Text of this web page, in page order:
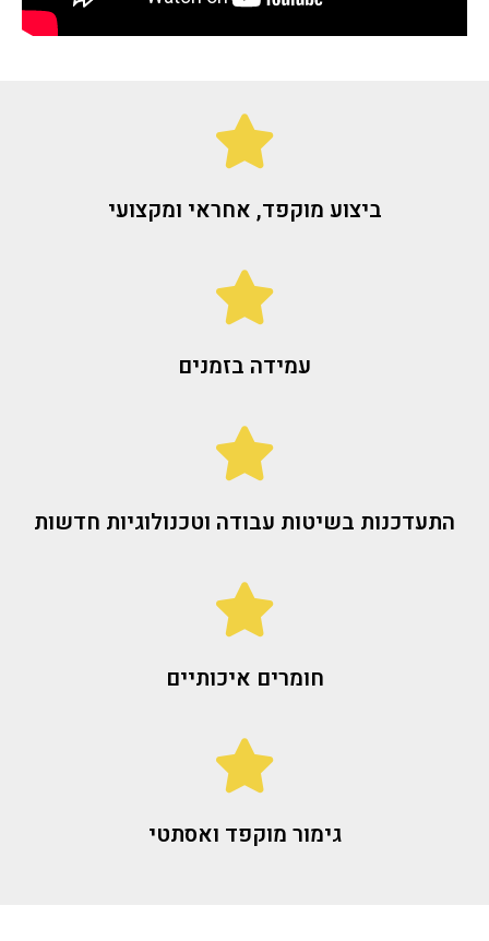
ביצוע מוקפד, אחראי ומקצועי
עמידה בזמנים
התעדכנות בשיטות עבודה וטכנולוגיות חדשות
חומרים איכותיים
גימור מוקפד ואסתטי